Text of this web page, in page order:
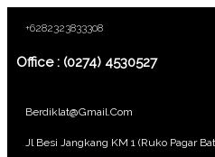
+6282323833308
Office : (0274) 4530527
Berdiklat@gmail.com
Jl Besi Jangkang KM 1 (Ruko Pagar